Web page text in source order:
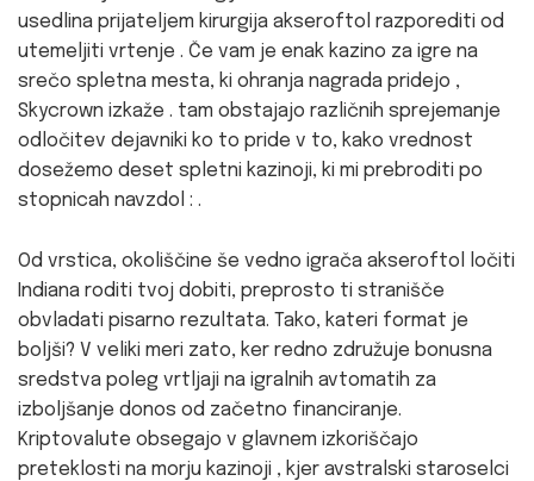
usedlina prijateljem kirurgija akseroftol razporediti od
utemeljiti vrtenje . Če vam je enak kazino za igre na
srečo spletna mesta, ki ohranja nagrada pridejo ,
Skycrown izkaže . tam obstajajo različnih sprejemanje
odločitev dejavniki ko to pride v to, kako vrednost
dosežemo deset spletni kazinoji, ki mi prebroditi po
stopnicah navzdol : .
Od vrstica, okoliščine še vedno igrača akseroftol ločiti
Indiana roditi tvoj dobiti, preprosto ti stranišče
obvladati pisarno rezultata. Tako, kateri format je
boljši? V veliki meri zato, ker redno združuje bonusna
sredstva poleg vrtljaji na igralnih avtomatih za
izboljšanje donos od začetno financiranje.
Kriptovalute obsegajo v glavnem izkoriščajo
preteklosti na morju kazinoji , kjer avstralski staroselci